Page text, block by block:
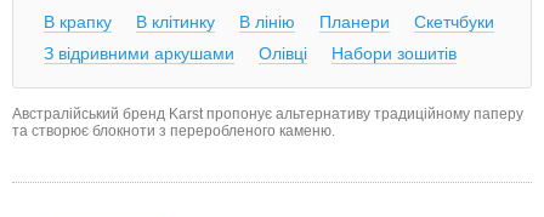
В крапку В клітинку В лінію Планери
Скетчбуки
З відривними аркушами
Олівці Набори зошитів
Австралійський бренд Karst пропонує альтернативу традиційному паперу
та створює блокноти з переробленого каменю.